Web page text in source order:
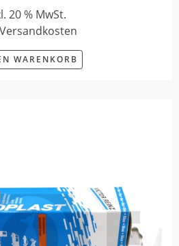
20 % MwSt.
WARENKORB